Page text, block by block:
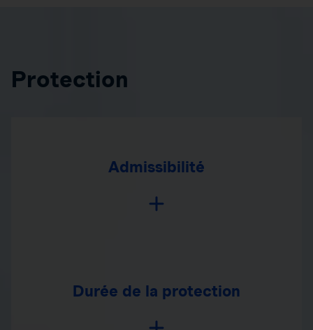
Protection
Admissibilité
Durée de la protection